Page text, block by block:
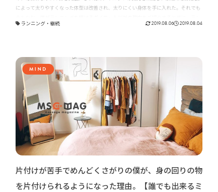
によって太りやすくなった体型は改善され、太りにくい身体を手に入れた。それでも
ニングがもたらすメリットをお伝え出来ればと思います。
ランニング・ 継続 2019.08.06 2019.08.04
MIND
片付けが苦手でめんどくさがりの僕が、身の回りの物
を片付けられるようになった理由。【誰でも出来るミ